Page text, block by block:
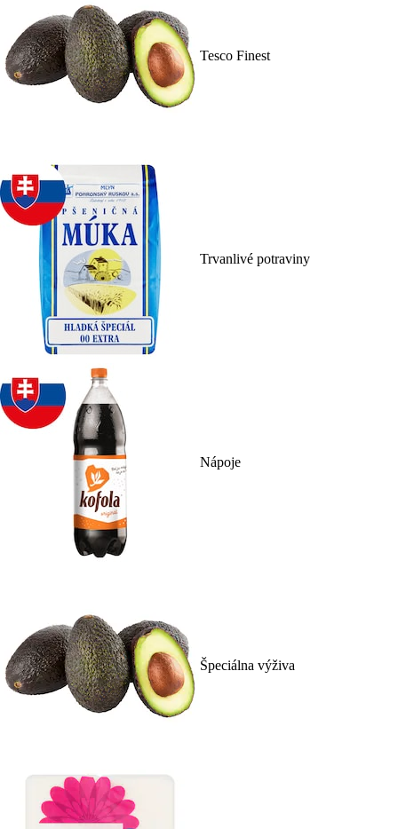
Tesco Finest
Trvanlivé potraviny
Nápoje
Špeciálna výživa